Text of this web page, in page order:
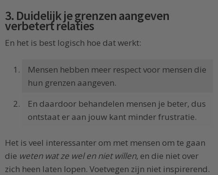
3. Duidelijk je grenzen aangeven
verbetert relaties
En het is best logisch hoe dat werkt:
Mensen hebben meer respect voor mensen die
hun grenzen aangeven.
En daardoor behandelen mensen je beter, dus
ontstaat er aan jouw kant minder frustratie.
Het is veel interessanter om met mensen om te gaan
die weten wat ze wel en niet willen, en die niet over
zich heen laten lopen. Voetvegen zijn niet inspirerend.